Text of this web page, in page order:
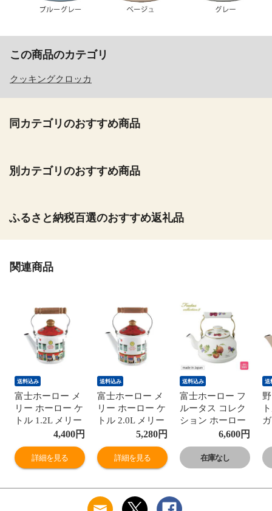
この商品のカテゴリ
クッキングクロッカ
同カテゴリのおすすめ商品
別カテゴリのおすすめ商品
ふるさと納税百選のおすすめ返礼品
関連商品
送料込み
富士ホーロー メ
リー ホーロー ケ
トル 1.2L メリー
ハウス メリーシ
ョップ IH対応
【ほうろう 琺瑯
ホーローケトル
4,400円
詳細を見る
送料込み
富士ホーロー メ
リー ホーロー ケ
トル 2.0L メリー
ハウス メリーシ
ョップ IH対応
MM-2.0K【IH
200V 2リットル
ローケトル やか
5,280円
詳細を見る
送料込み
富士ホーロー フ
ルータス コレク
ション ホーロー
ケトル 2.3L
FTCS-2.3K IH対
応【日本製 IH
200V対応 直火
ティーケトル キ
6,600円
在庫なし
送